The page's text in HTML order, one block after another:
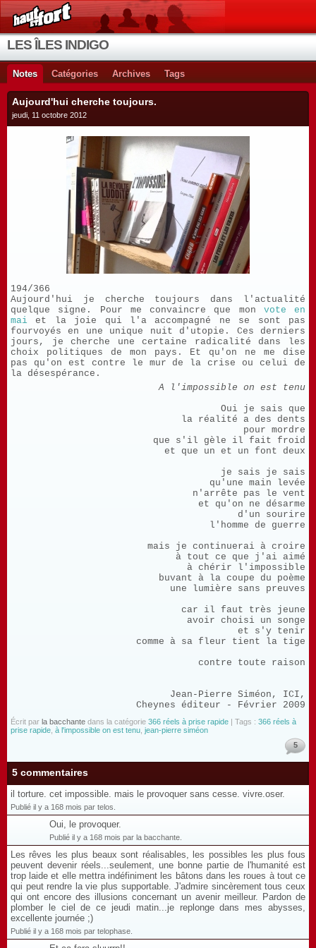
LES ÎLES INDIGO
Notes Catégories Archives Tags
Aujourd'hui cherche toujours.
jeudi, 11 octobre 2012
194/366
Aujourd'hui je cherche toujours dans l'actualité
quelque signe. Pour me convaincre que mon vote en
mai et la joie qui l'a accompagné ne se sont pas
fourvoyés en une unique nuit d'utopie. Ces derniers
jours, je cherche une certaine radicalité dans les
choix politiques de mon pays. Et qu'on ne me dise
pas qu'on est contre le mur de la crise ou celui de
la désespérance.
A l'impossible on est tenu
Oui je sais que
la réalité a des dents
pour mordre
que s'il gèle il fait froid
et que un et un font deux
je sais je sais
qu'une main levée
n'arrête pas le vent
et qu'on ne désarme
d'un sourire
l'homme de guerre
mais je continuerai à croire
à tout ce que j'ai aimé
à chérir l'impossible
buvant à la coupe du poème
une lumière sans preuves
car il faut très jeune
avoir choisi un songe
et s'y tenir
comme à sa fleur tient la tige
contre toute raison
Jean-Pierre Siméon, ICI,
Cheynes éditeur - Février 2009
Écrit par la bacchante dans la catégorie 366 réels à prise rapide | Tags : 366 réels à
prise rapide à l'impossible on est tenu jean-pierre siméon
5
5 commentaires
il torture. cet impossible. mais le provoquer sans cesse. vivre.oser.
Publié il y a 168 mois par telos.
Oui, le provoquer.
Publié il y a 168 mois par la bacchante.
Les rêves les plus beaux sont réalisables, les possibles les plus fous
peuvent devenir réels...seulement, une bonne partie de l'humanité est
trop laide et elle mettra indéfiniment les bâtons dans les roues à tout ce
qui peut rendre la vie plus supportable. J'admire sincèrement tous ceux
qui ont encore des illusions concernant un avenir meilleur. Pardon de
plomber le ciel de ce jeudi matin...je replonge dans mes abysses,
excellente journée ;)
Publié il y a 168 mois par telophase.